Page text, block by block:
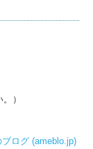
）
ログ (ameblo.jp)